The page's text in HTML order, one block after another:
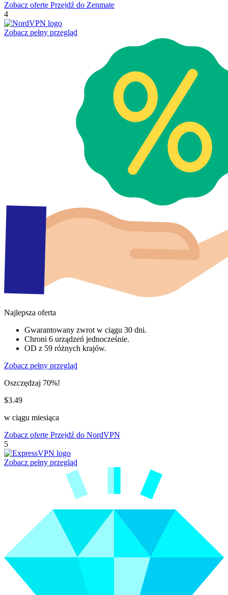
Zobacz ofertę Przejdź do Zenmate
4
Zobacz pełny przegląd
Najlepsza oferta
Gwarantowany zwrot w ciągu 30 dni.
Chroni 6 urządzeń jednocześnie.
OD z 59 różnych krajów.
Zobacz pełny przegląd
Oszczędzaj 70%!
$3.49
w ciągu miesiąca
Zobacz ofertę Przejdź do NordVPN
5
Zobacz pełny przegląd